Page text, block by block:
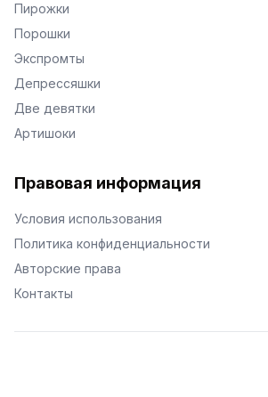
Пирожки
Порошки
Экспромты
Депрессяшки
Две девятки
Артишоки
Правовая информация
Условия использования
Политика конфиденциальности
Авторские права
Контакты